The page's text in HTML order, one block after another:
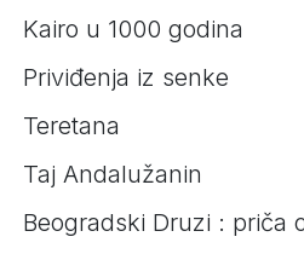
Kairo u 1000 godina
Priviđenja iz senke
Teretana
Taj Andalužanin
Beogradski Druzi : priča